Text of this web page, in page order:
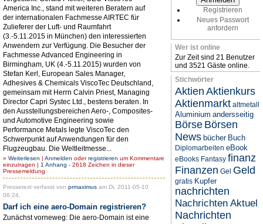
America Inc., stand mit weiteren Beratern auf
der internationalen Fachmesse AIRTEC für
Zulieferer der Luft- und Raumfahrt
(3.-5.11.2015 in München) den interessierten
Anwendern zur Verfügung. Die Besucher der
Fachmesse Advanced Engineering in
Birmingham, UK (4.-5.11.2015) wurden von
Stefan Kerl, European Sales Manager,
Adhesives & Chemicals ViscoTec Deutschland,
gemeinsam mit Herrn Calvin Priest, Managing
Director Capri Systec Ltd., bestens beraten. In
den Ausstellungsbereichen Aero-, Composites-
und Automotive Engineering sowie
Performance Metals legte ViscoTec den
Schwerpunkt auf Anwendungen für den
Flugzeugbau. Die Weltleitmesse...
» Weiterlesen | Anmelden oderregistrieren um Kommentare
einzutragen | 1 Anhang - 2618 Zeichen in dieser
Pressemeldung
Pressetext verfasst von prmaximus am Di, 2011-05-10
06:24.
Darf ich eine aero-Domain registrieren?
Zunächst vorneweg: Die aero-Domain ist eine
Registrieren
Neues Passwort
anfordern
Wer ist online
Zur Zeit sind 21 Benutzer
und 3521 Gäste online.
Stichwörter
Aktien Aktienkurs
Aktienmarkt altmetall
Aluminium andersseitig
Börse Börsen
News bücher Buch
Diplomarbeiten eBook
eBooks Fantasy finanz
Finanzen Gel Geld
gratis Kupfer
nachrichten
Nachrichten Aktuel
Nachrichten